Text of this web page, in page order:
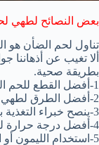
بعض النصائح لطهي
تناول لحم الضأن هو
ألا تغيب عن
بطريقة صحية.
1-أفضل القطع للحم الضأن هي: الرقبة أو
2-أفضل الطرق لطهي لحم الضأن هي الشوي.
3-ينصح خبراء التغذية بتناول البقدونس الأخضر مع لحم الضأن لأنه يعمل على منع امتصاص الكثير من الدهون الموجودة فيه.
4-أفضل درجة حرارة لطهي لحم الضأن هي الحرارة المتوسطة إلى المنخفضة حتى لا يفقد قيمته الغذائية.
5-استخدام الليمون أو الخل في تتبيل لحم الضأن قبل الشوي يساعد على طهيه بصورة جيدة وسهولة هضمه.